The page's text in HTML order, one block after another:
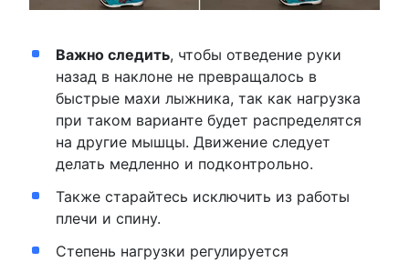
Важно следить, чтобы отведение руки
назад в наклоне не превращалось в
быстрые махи лыжника, так как нагрузка
при таком варианте будет распределятся
на другие мышцы. Движение следует
делать медленно и подконтрольно.
Также старайтесь исключить из работы
плечи и спину.
Степень нагрузки регулируется